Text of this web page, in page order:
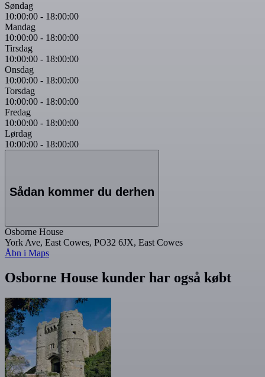
Søndag
10:00:00 - 18:00:00
Mandag
10:00:00 - 18:00:00
Tirsdag
10:00:00 - 18:00:00
Onsdag
10:00:00 - 18:00:00
Torsdag
10:00:00 - 18:00:00
Fredag
10:00:00 - 18:00:00
Lørdag
10:00:00 - 18:00:00
Sådan kommer du derhen
Osborne House
York Ave, East Cowes, PO32 6JX, East Cowes
Åbn i Maps
Osborne House kunder har også købt